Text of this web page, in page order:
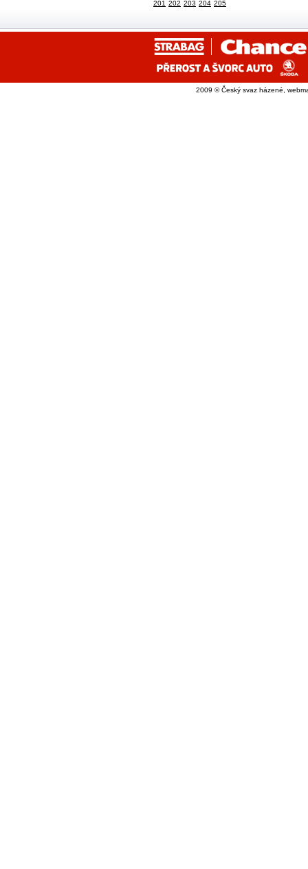
201 202 203 204 205
2009 © Český svaz házené,